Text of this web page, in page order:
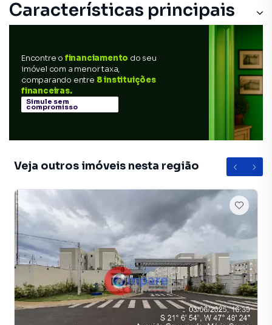
Características principais
Encontre o financiamento do seu
imóvel com a menor taxa,
comparando entre 8 instituições
financeiras.
Simule sem
compromisso
Veja outros imóveis nesta região